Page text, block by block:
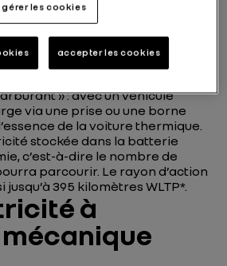
comme
» : avec un véhicule
via une prise ou une borne
de la voiture thermique.
stockée dans la batterie
c’est-à-dire le nombre de
parcourir. Le rayon d’action
jusqu’à 395 kilomètres WLTP*.
à
mécanique
gérer les cookies
accepter les cookies